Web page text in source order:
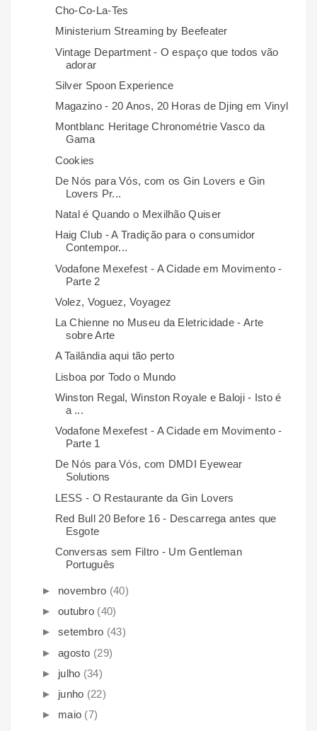
Cho-Co-La-Tes
Ministerium Streaming by Beefeater
Vintage Department - O espaço que todos vão
adorar
Silver Spoon Experience
Magazino - 20 Anos, 20 Horas de Djing em Vinyl
Montblanc Heritage Chronométrie Vasco da
Gama
Cookies
De Nós para Vós, com os Gin Lovers e Gin
Lovers Pr...
Natal é Quando o Mexilhão Quiser
Haig Club - A Tradição para o consumidor
Contempor...
Vodafone Mexefest - A Cidade em Movimento -
Parte 2
Volez, Voguez, Voyagez
La Chienne no Museu da Eletricidade - Arte
sobre Arte
A Tailândia aqui tão perto
Lisboa por Todo o Mundo
Winston Regal, Winston Royale e Baloji - Isto é
a ...
Vodafone Mexefest - A Cidade em Movimento -
Parte 1
De Nós para Vós, com DMDI Eyewear
Solutions
LESS - O Restaurante da Gin Lovers
Red Bull 20 Before 16 - Descarrega antes que
Esgote
Conversas sem Filtro - Um Gentleman
Português
► novembro (40)
► outubro (40)
► setembro (43)
► agosto (29)
► julho (34)
► junho (22)
► maio (7)